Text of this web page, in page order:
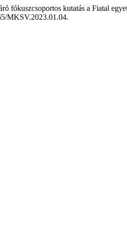
fókuszcsoportos kutatás a Fiatal
MKSV.2023.01.04.